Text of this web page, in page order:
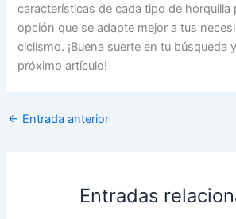
características de cada tipo de horquilla
opción que se adapte mejor a tus
ciclismo. ¡Buena suerte en tu búsqueda
próximo artículo!
← Entrada anterior
Entradas